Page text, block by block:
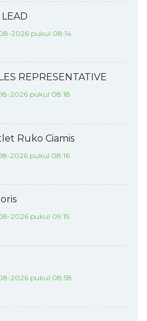
2026 pukul 08:14
REPRESENTATIVE
2026 pukul 08:18
Ruko Ciamis
2026 pukul 08:16
2026 pukul 09:15
2026 pukul 08:58